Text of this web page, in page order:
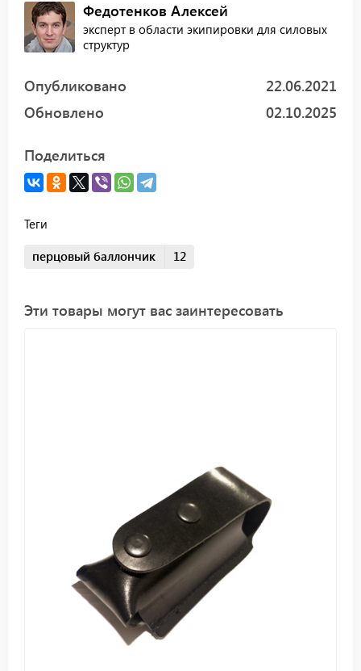
Федотенков Алексей
эксперт в области экипировки для силовых
структур
Опубликовано
22.06.2021
Обновлено
02.10.2025
Поделиться
Теги
перцовый баллончик
12
Эти товары могут вас заинтересовать